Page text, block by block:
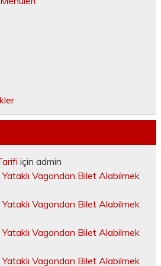
için admin
Vagondan Bilet Alabilmek
Vagondan Bilet Alabilmek
Vagondan Bilet Alabilmek
Vagondan Bilet Alabilmek